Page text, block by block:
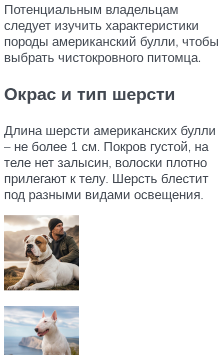
Потенциальным владельцам
следует изучить характеристики
породы американский булли, чтобы
выбрать чистокровного питомца.
Окрас и тип шерсти
Длина шерсти американских булли
– не более 1 см. Покров густой, на
теле нет залысин, волоски плотно
прилегают к телу. Шерсть блестит
под разными видами освещения.